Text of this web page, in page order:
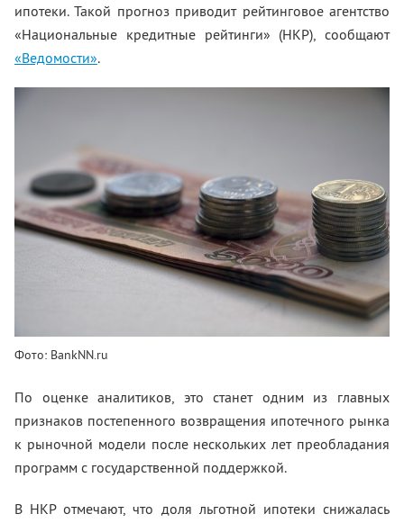
ипотеки. Такой прогноз приводит рейтинговое агентство
«Национальные кредитные рейтинги» (НКР), сообщают
«Ведомости».
Фото: BankNN.ru
По оценке аналитиков, это станет одним из главных
признаков постепенного возвращения ипотечного рынка
к рыночной модели после нескольких лет преобладания
программ с государственной поддержкой.
В НКР отмечают, что доля льготной ипотеки снижалась